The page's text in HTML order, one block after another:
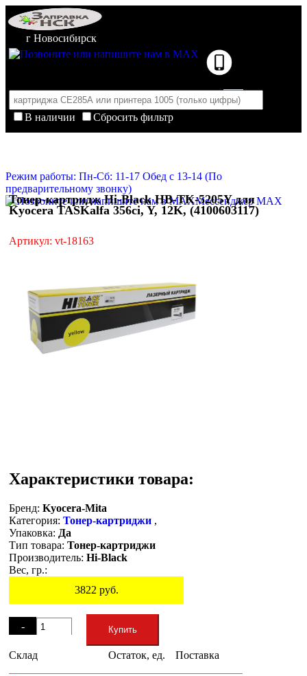
г Новосибирск
В наличии
Сбросить фильтр
Корзина пуста
Режим работы: Пн-Сб: 11-17 Обед с 13-14 (По
предварительному звонку)
Мессенджер MAX
Тонер-картридж Hi-Black HB-TK-5205Y для
Kyocera TASKalfa 356ci, Y, 12K, (4100603117)
Артикул: vt-18163
Характеристики товара:
Бренд: Kyocera-Mita
Категория: Тонер-картриджи ,
Упаковка: Да
Тип товара: Тонер-картриджи
Производитель: Hi-Black
Вес, гр.:
3822 руб.
-
+
Купить
Склад Остаток, ед. Поставка